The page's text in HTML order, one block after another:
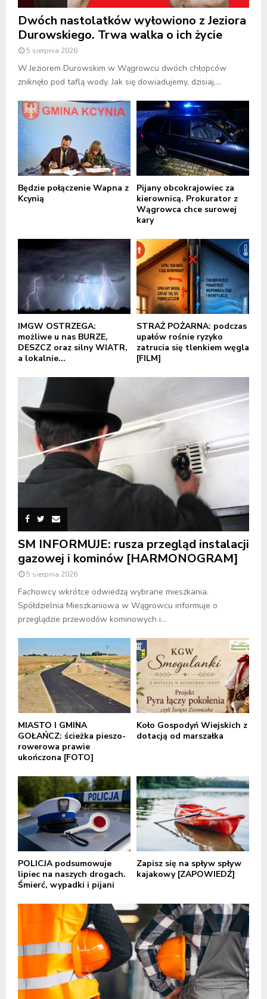
Dwóch nastolatków wyłowiono z Jeziora
Durowskiego. Trwa walka o ich życie
5 sierpnia 2026
W Jeziorem Durowskim w Wągrowcu dwóch chłopców
zniknęło pod taflą wody. Jak się dowiadujemy, dzisiaj,...
Będzie połączenie Wapna z
Kcynią
Pijany obcokrajowiec za
kierownicą. Prokurator z
Wągrowca chce surowej
kary
IMGW OSTRZEGA:
możliwe u nas BURZE,
DESZCZ oraz silny WIATR,
a lokalnie...
STRAŻ POŻARNA: podczas
upałów rośnie ryzyko
zatrucia się tlenkiem węgla
[FILM]
SM INFORMUJE: rusza przegląd instalacji
gazowej i kominów [HARMONOGRAM]
5 sierpnia 2026
Fachowcy wkrótce odwiedzą wybrane mieszkania.
Spółdzielnia Mieszkaniowa w Wągrowcu informuje o
przeglądzie przewodów kominowych i...
MIASTO I GMINA
GOŁAŃCZ: ścieżka pieszo-
rowerowa prawie
ukończona [FOTO]
Koło Gospodyń Wiejskich z
dotacją od marszałka
POLICJA podsumowuje
lipiec na naszych drogach.
Śmierć, wypadki i pijani
Zapisz się na spływ spływ
kajakowy [ZAPOWIEDŹ]